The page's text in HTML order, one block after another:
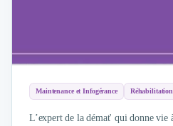
Maintenance et Infogérance
L’expert de la démat' qui donne vie